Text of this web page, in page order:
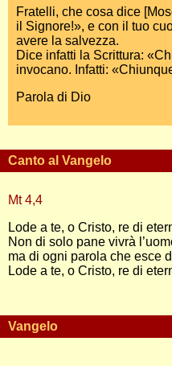
Fratelli, che cosa dice
il Signore!», e con il tuo
avere la salvezza.
Dice infatti la Scrittura:
invocano. Infatti:
Parola di Dio
Canto al Vangelo
Mt 4,4
Lode a te, o Cristo, re di
Non di solo pane vivrà
ma di ogni parola che esce
Lode a te, o Cristo, re di
Vangelo